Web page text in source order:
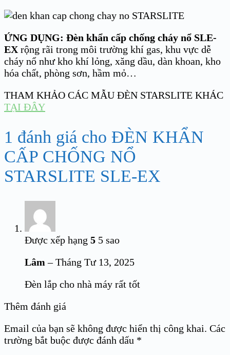
ỨNG DỤNG: Đèn khẩn cấp chống cháy nổ SLE-
EX rộng rãi trong môi trường khí gas, khu vực dễ
cháy nổ như kho khí lỏng, xăng dầu, dàn khoan, kho
hóa chất, phòng sơn, hầm mỏ…
THAM KHẢO CÁC MẪU ĐÈN STARSLITE KHÁC
TẠI ĐÂY
1 đánh giá cho ĐÈN KHẨN
CẤP CHỐNG NỔ
STARSLITE SLE-EX
Được xếp hạng 5 5 sao
Lâm– Tháng Tư 13, 2025
Đèn lắp cho nhà máy rất tốt
Thêm đánh giá
Email của bạn sẽ không được hiển thị công khai. Các
trường bắt buộc được đánh dấu *